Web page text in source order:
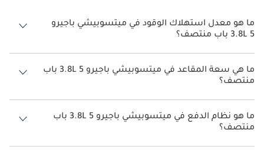
ما هو معدل استهلاك الوقود في ميتسوبيشي باجيرو
3.8L 5 باب منتصف؟
يبلغ معدل استهلاك الوقود المقترح من الشركة المصنعة لسيارة
ميتسوبيشي باجيرو 2026 من 7.4 كم/ليتر - 7.7 كم/ليتر.
ما هي سعة المقاعد في ميتسوبيشي باجيرو 3.8L 5 باب
منتصف؟
تتسع ميتسوبيشي باجيرو 3.8L 5 باب منتصف لأ 7 أشخاص.
ما هو نظام الدفع في ميتسوبيشي باجيرو 3.8L 5 باب
منتصف؟
نظام الدفع في ميتسوبيشي باجيرو All Wheel Drive 3.8L 5 باب منتصف.